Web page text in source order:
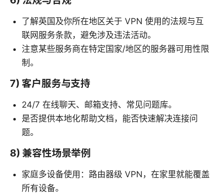
了解英国及你所在地区关于 VPN 使用的法规与互
联网服务条款，避免涉及违法活动。
注意某些服务商在特定国家/地区的服务器可用性限
制。
7) 客户服务与支持
24/7 在线聊天、邮箱支持、常见问题库。
是否提供本地化帮助文档，能否快速解决连接问
题。
8) 兼容性场景举例
家庭多设备使用：路由器级 VPN，在家里就能覆盖
所有设备。